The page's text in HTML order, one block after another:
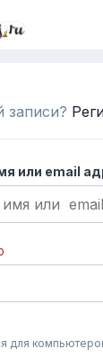
записи?
или email
для